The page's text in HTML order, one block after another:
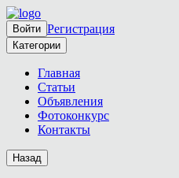
Войти Регистрация
Категории
Главная
Статьи
Объявления
Фотоконкурс
Контакты
Назад